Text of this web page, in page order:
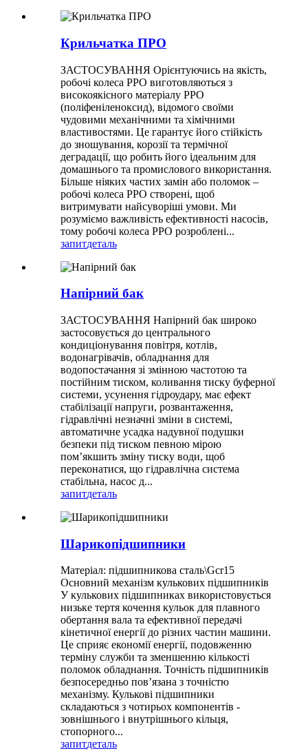
Крильчатка ПРО
ЗАСТОСУВАННЯ Орієнтуючись на якість,
робочі колеса PPO виготовляються з
високоякісного матеріалу PPO
(поліфеніленоксид), відомого своїми
чудовими механічними та хімічними
властивостями. Це гарантує його стійкість
до зношування, корозії та термічної
деградації, що робить його ідеальним для
домашнього та промислового використання.
Більше ніяких частих замін або поломок –
робочі колеса PPO створені, щоб
витримувати найсуворіші умови. Ми
розуміємо важливість ефективності насосів,
тому робочі колеса PPO розроблені...
запитдеталь
Напірний бак
ЗАСТОСУВАННЯ Напірний бак широко
застосовується до центрального
кондиціонування повітря, котлів,
водонагрівачів, обладнання для
водопостачання зі змінною частотою та
постійним тиском, коливання тиску буферної
системи, усунення гідроудару, має ефект
стабілізації напруги, розвантаження,
гідравлічні незначні зміни в системі,
автоматичне усадка надувної подушки
безпеки під тиском певною мірою
пом’якшить зміну тиску води, щоб
переконатися, що гідравлічна система
стабільна, насос д...
запитдеталь
Шарикопідшипники
Матеріал: підшипникова сталь\Gcr15
Основний механізм кулькових підшипників
У кулькових підшипниках використовується
низьке тертя кочення кульок для плавного
обертання вала та ефективної передачі
кінетичної енергії до різних частин машини.
Це сприяє економії енергії, подовженню
терміну служби та зменшенню кількості
поломок обладнання. Точність підшипників
безпосередньо пов’язана з точністю
механізму. Кулькові підшипники
складаються з чотирьох компонентів -
зовнішнього і внутрішнього кільця,
стопорного...
запитдеталь